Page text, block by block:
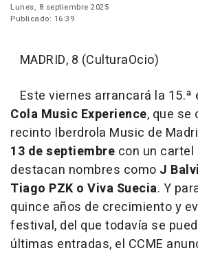
Lunes, 8 septiembre 2025
Publicado: 16:39
MADRID, 8 (CulturaOcio)
Este viernes arrancará la 15.ª
Cola Music Experience, que se
recinto Iberdrola Music de
13 de septiembre con un cartel
destacan nombres como J
Tiago PZK o Viva Suecia. Y
quince años de crecimiento y
festival, del que todavía se
últimas entradas, el CCME